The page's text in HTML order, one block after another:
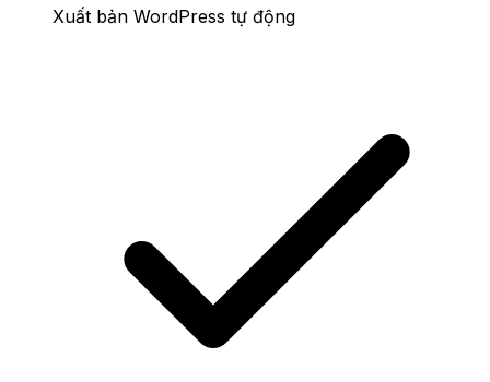
Xuất bản WordPress tự động